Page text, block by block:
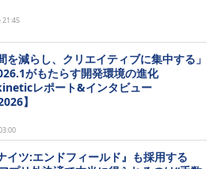
21:45
を減らし、クリエイティブに集中する」
がもたらす開発環境の進化
レポート&インタビュー
】
イツ:エンドフィールド』も採用する